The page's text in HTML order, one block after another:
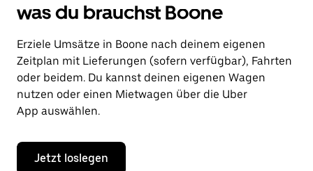
was du brauchst Boone
Erziele Umsätze in Boone nach deinem eigenen
Zeitplan mit Lieferungen (sofern verfügbar), Fahrten
oder beidem. Du kannst deinen eigenen Wagen
nutzen oder einen Mietwagen über die Uber
App auswählen.
Jetzt loslegen